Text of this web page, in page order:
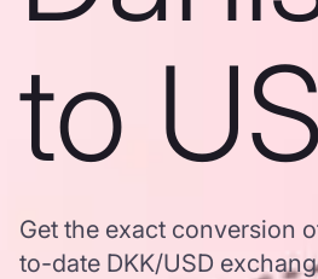
to
Get the exact conversion
to-date DKK/USD